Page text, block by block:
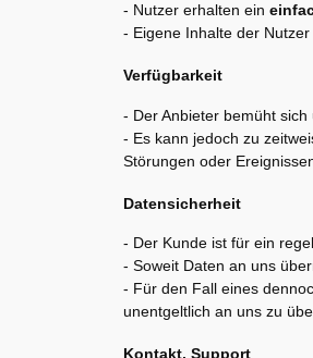
- Nutzer erhalten ein
- Eigene Inhalte der
Verfügbarkeit
- Der Anbieter bemüht
- Es kann jedoch zu
Störungen oder
Datensicherheit
- Der Kunde ist für ein
- Soweit Daten an uns
- Für den Fall eines
unentgeltlich an uns zu
Kontakt, Support